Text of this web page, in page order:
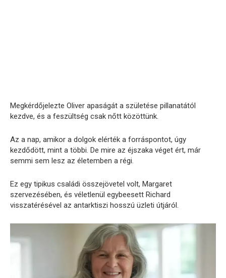
Megkérdőjelezte Oliver apaságát a születése pillanatától
kezdve, és a feszültség csak nőtt közöttünk.
Az a nap, amikor a dolgok elérték a forráspontot, úgy
kezdődött, mint a többi. De mire az éjszaka véget ért, már
semmi sem lesz az életemben a régi.
Ez egy tipikus családi összejövetel volt, Margaret
szervezésében, és véletlenül egybeesett Richard
visszatérésével az antarktiszi hosszú üzleti útjáról.